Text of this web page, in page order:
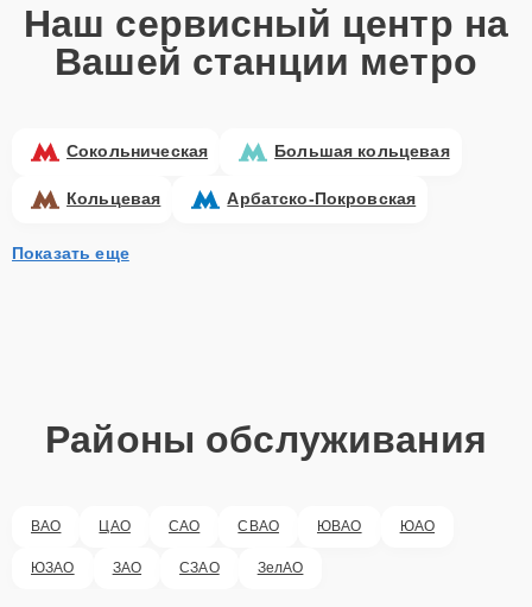
Наш сервисный центр на
Вашей станции метро
Сокольническая Большая кольцевая
Кольцевая Арбатско-Покровская
Показать еще
Районы обслуживания
ВАО ЦАО САО СВАО ЮВАО ЮАО
ЮЗАО ЗАО СЗАО ЗелАО